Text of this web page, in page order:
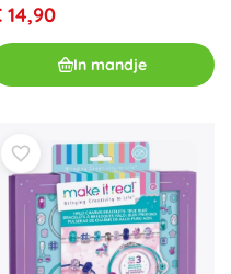
14,90
In mandje